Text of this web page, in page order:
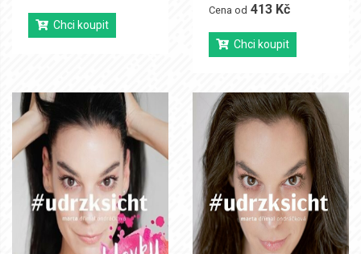
Chci koupit
Cena od 413 Kč
Chci koupit